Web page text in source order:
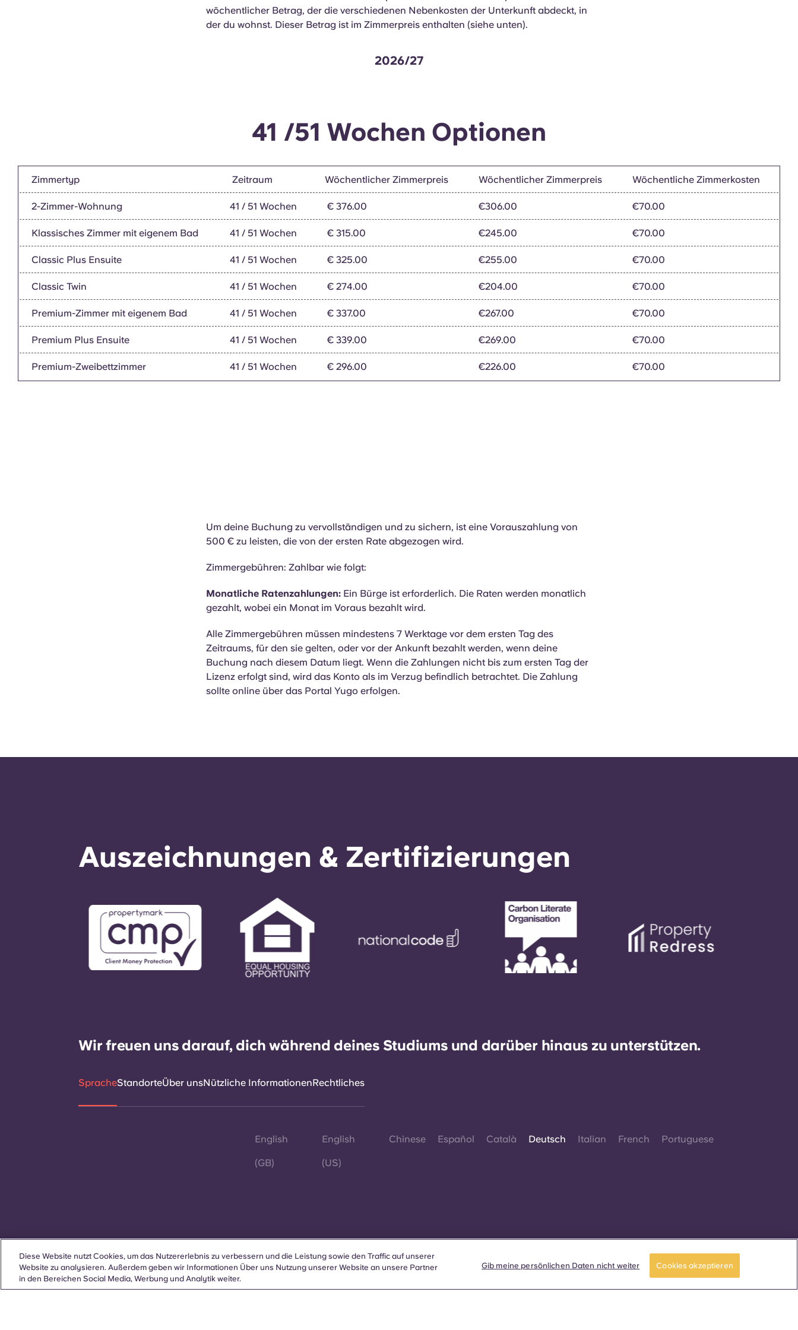
wöchentlicher Betrag, der die verschiedenen Nebenkosten der Unterkunft abdeckt, in
der du wohnst. Dieser Betrag ist im Zimmerpreis enthalten (siehe unten).
2026/27
41 /51 Wochen Optionen
Zimmertyp Zeitraum Wöchentlicher Zimmerpreis Wöchentlicher Zimmerpreis Wöchentliche Zimmerkosten
2-Zimmer-Wohnung 41 / 51 Wochen € 376.00 €306.00 €70.00
Klassisches Zimmer mit eigenem Bad 41 / 51 Wochen € 315.00 €245.00 €70.00
Classic Plus Ensuite 41 / 51 Wochen € 325.00 €255.00 €70.00
Classic Twin 41 / 51 Wochen € 274.00 €204.00 €70.00
Premium-Zimmer mit eigenem Bad 41 / 51 Wochen € 337.00 €267.00 €70.00
Premium Plus Ensuite 41 / 51 Wochen € 339.00 €269.00 €70.00
Premium-Zweibettzimmer 41 / 51 Wochen € 296.00 €226.00 €70.00
Um deine Buchung zu vervollständigen und zu sichern, ist eine Vorauszahlung von
500 € zu leisten, die von der ersten Rate abgezogen wird.
Zimmergebühren: Zahlbar wie folgt:
Monatliche Ratenzahlungen: Ein Bürge ist erforderlich. Die Raten werden monatlich
gezahlt, wobei ein Monat im Voraus bezahlt wird.
Alle Zimmergebühren müssen mindestens 7 Werktage vor dem ersten Tag des
Zeitraums, für den sie gelten, oder vor der Ankunft bezahlt werden, wenn deine
Buchung nach diesem Datum liegt. Wenn die Zahlungen nicht bis zum ersten Tag der
Lizenz erfolgt sind, wird das Konto als im Verzug befindlich betrachtet. Die Zahlung
sollte online über das Portal Yugo erfolgen.
Auszeichnungen & Zertifizierungen
Wir freuen uns darauf, dich während deines Studiums und darüber hinaus zu unterstützen.
SpracheStandorteÜber unsNützliche InformationenRechtliches
English
(GB)
English
(US)
Chinese Español Català Deutsch Italian French Portuguese
Kontakt
Wo auf dieser Website Begriffe verwendet werden, die
sich auf ein bestimmtes Geschlecht beziehen, gelten
diese für alle, unabhängig vom Geschlecht.
Diese Website nutzt Cookies, um das Nutzererlebnis zu verbessern und die Leistung sowie den Traffic auf unserer
Website zu analysieren. Außerdem geben wir Informationen Über uns Nutzung unserer Website an unsere Partner
in den Bereichen Social Media, Werbung und Analytik weiter.
Gib meine persönlichen Daten nicht weiter Cookies akzeptieren